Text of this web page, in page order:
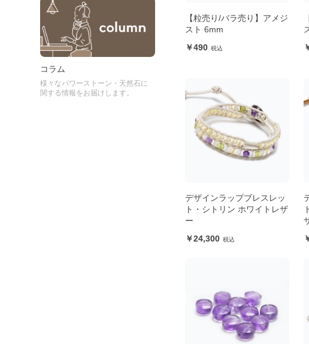
コラム
様々なパワーストーン・天然石に
関する情報をお届けします。
【粒売り/バラ売り】アメジ
スト 6mm
490
デザインラップブレスレッ
ト・シトリン ホワイトレザ
ー
24,300